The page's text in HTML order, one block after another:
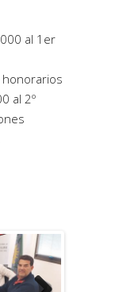
al 1er
honorarios
al 2º